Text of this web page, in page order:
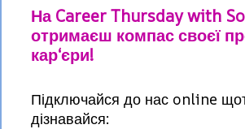
На Career Thursday with
отримаєш компас своєї
кар‘єри!
Підключайся до нас online
дізнавайся: